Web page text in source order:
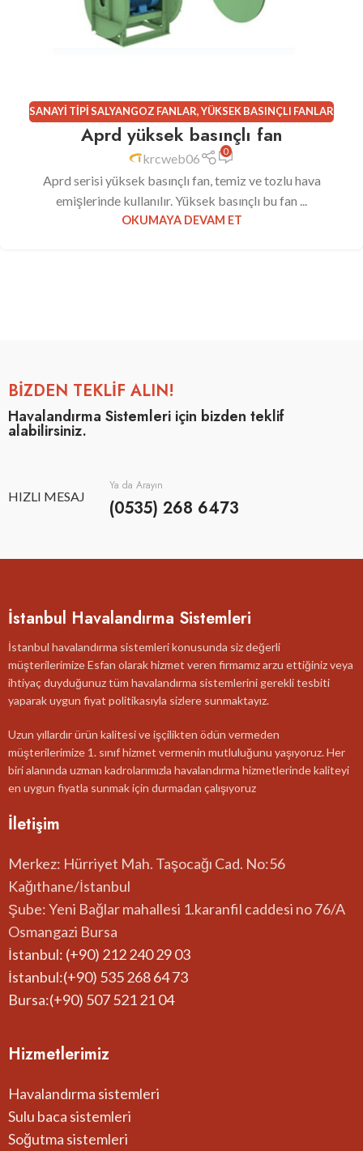
SANAYI TIPI SALYANGOZ FANLAR,YÜKSEK BASINÇLI FANLAR
Aprd yüksek basınçlı fan
krcweb06 0
Aprd serisi yüksek basınçlı fan, temiz ve tozlu hava
emişlerinde kullanılır. Yüksek basınçlı bu fan ...
OKUMAYA DEVAM ET
BİZDEN TEKLİF ALIN!
Havalandırma Sistemleri için bizden teklif
alabilirsiniz.
HIZLI MESAJ
Ya da Arayın
(0535) 268 6473
İstanbul Havalandırma Sistemleri
İstanbul havalandırma sistemleri konusunda siz değerli
müşterilerimize Esfan olarak hizmet veren firmamız arzu ettiğiniz veya
ihtiyaç duyduğunuz tüm havalandırma sistemlerini gerekli tesbiti
yaparak uygun fiyat politikasıyla sizlere sunmaktayız.
Uzun yıllardır ürün kalitesi ve işçilikten ödün vermeden
müşterilerimize 1. sınıf hizmet vermenin mutluluğunu yaşıyoruz. Her
biri alanında uzman kadrolarımızla havalandırma hizmetlerinde kaliteyi
en uygun fiyatla sunmak için durmadan çalışıyoruz
İletişim
Merkez: Hürriyet Mah. Taşocağı Cad. No:56
Kağıthane/İstanbul
Şube: Yeni Bağlar mahallesi 1.karanfil caddesi no 76/A
Osmangazi Bursa
İstanbul: (+90) 212 240 29 03
İstanbul:(+90) 535 268 64 73
Bursa:(+90) 507 521 21 04
Hizmetlerimiz
Havalandırma sistemleri
Sulu baca sistemleri
Soğutma sistemleri